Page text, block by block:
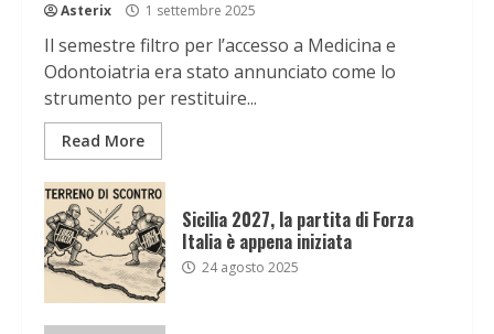
Asterix 1 settembre 2025
Il semestre filtro per l’accesso a Medicina e
Odontoiatria era stato annunciato come lo
strumento per restituire...
Read More
Sicilia 2027, la partita di Forza
Italia è appena iniziata
24 agosto 2025